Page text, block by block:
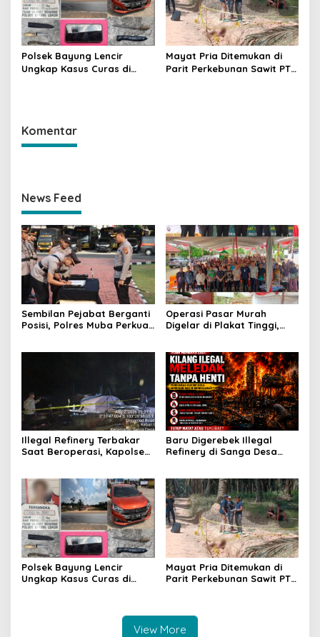
Polsek Bayung Lencir
Ungkap Kasus Curas di
Mayat Pria Ditemukan di
Parit Perkebunan Sawit PT
Komentar
News Feed
Sembilan Pejabat Berganti
Posisi, Polres Muba Perkuat
Operasi Pasar Murah
Digelar di Plakat Tinggi,
Beban Warga
Illegal Refinery Terbakar
Saat Beroperasi, Kapolsek
Pencegahan Terus
Dilakukan
Baru Digerebek Illegal
Refinery di Sanga Desa
Polsek Bayung Lencir
Ungkap Kasus Curas di
Mayat Pria Ditemukan di
Parit Perkebunan Sawit PT
View More